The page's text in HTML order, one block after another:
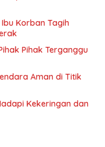
Ibu Korban Tagih
Pihak Terganggu
Aman di Titik
Kekeringan dan